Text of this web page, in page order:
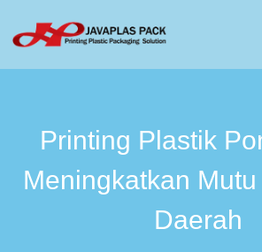
Printing Plastik
Meningkatkan
Daerah